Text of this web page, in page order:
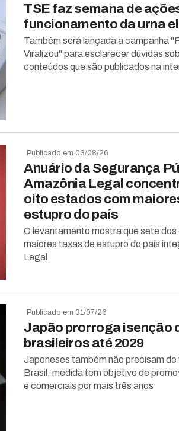
TSE faz semana de
funcionamento da urna
Também será lançada a campanha
Viralizou" para esclarecer dúvidas
conteúdos que são publicados na
Publicado em 03/08/26
Anuário da Segurança
Amazônia Legal
oito estados com
estupro do país
O levantamento mostra que sete
maiores taxas de estupro do país
Legal.
Publicado em 31/07/26
Japão prorroga isenção
brasileiros até 2029
Japoneses também não precisam de
Brasil; medida tem objetivo de
e comerciais por mais três anos